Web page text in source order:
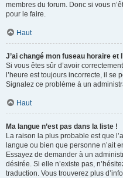
membres du forum. Donc si vous
pour le faire.
Haut
J’ai changé mon fuseau horaire
Si vous êtes sûr d’avoir
l’heure est toujours incorrecte, il se
Signalez ce problème à un
Haut
Ma langue n’est pas dans la liste !
La raison la plus probable est que
langue ou bien que personne n’ait
Essayez de demander à un
désirée. Si elle n’existe pas,
traduction. Vous trouverez plus